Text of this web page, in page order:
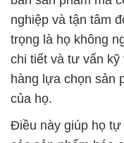
nghiệp và tận tâm
trọng là họ không
chi tiết và tư vấn kỹ
hàng lựa chọn sản
của họ.
Điều này giúp họ